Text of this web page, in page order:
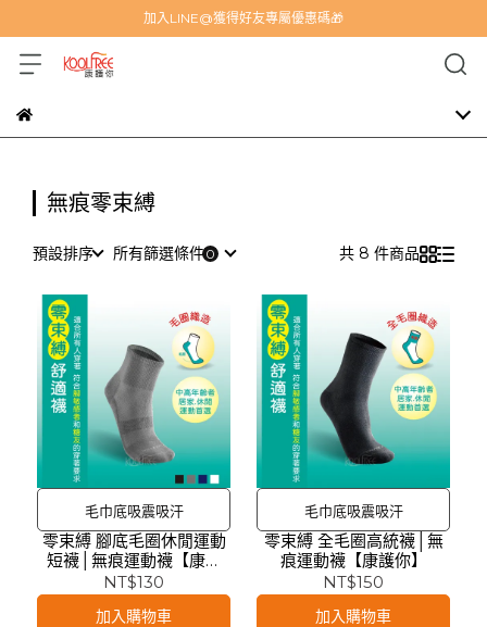
加入LINE@獲得好友專屬優惠碼🎁
無痕零束縛
預設排序 所有篩選條件 共 8 件商品
毛巾底吸震吸汗
零束縛 腳底毛圈休閒運動
短襪│無痕運動襪【康護
你】
NT$130
加入購物車
毛巾底吸震吸汗
零束縛 全毛圈高統襪│無
痕運動襪【康護你】
NT$150
加入購物車